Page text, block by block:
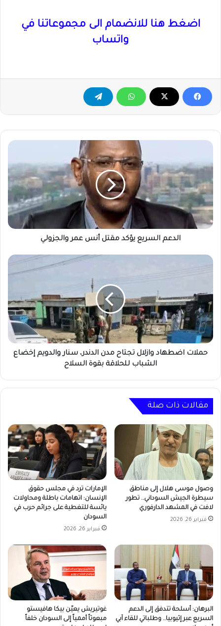
اضغط هنا للانضمام الى مجموعاتنا في
واتساب
الدعم
يؤكد
أنس
عمر
والجزولي
الدعم السريع يؤكد مقتل أنس عمر والجزولي
حملات
مدن
الدندر،
سنار
والدويم
إخضاع
الشباب
حملات اضطهاد وازلال تجتاح مدن الدندر، سنار والدويم إخضاع
الشباب للحلاقة بقوة السلاح
مقالات ذات صلة
وصول موسى هلال إلى مناطق
سيطرة الجيش السوداني.. تطور
لافت في المشهد الدارفوري
فبراير 26, 2026
الإمارات ترد في مجلس حقوق
الإنسان: اتهامات باطلة ومحاولات
يائسة للتغطية على جرائم حرب في
السودان
فبراير 26, 2026
البرهان: أسلحة تتدفق إلى الدعم
السريع عبر إثيوبيا.. وطلباتي للقاء آبي
غوتيريش يعيّن بيكا هافيستو
مبعوثاً أممياً إلى السودان خلفاً